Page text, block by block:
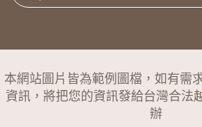
本網站圖片皆為範例圖檔，如有需
資訊，將把您的資訊發給台灣合法
辦